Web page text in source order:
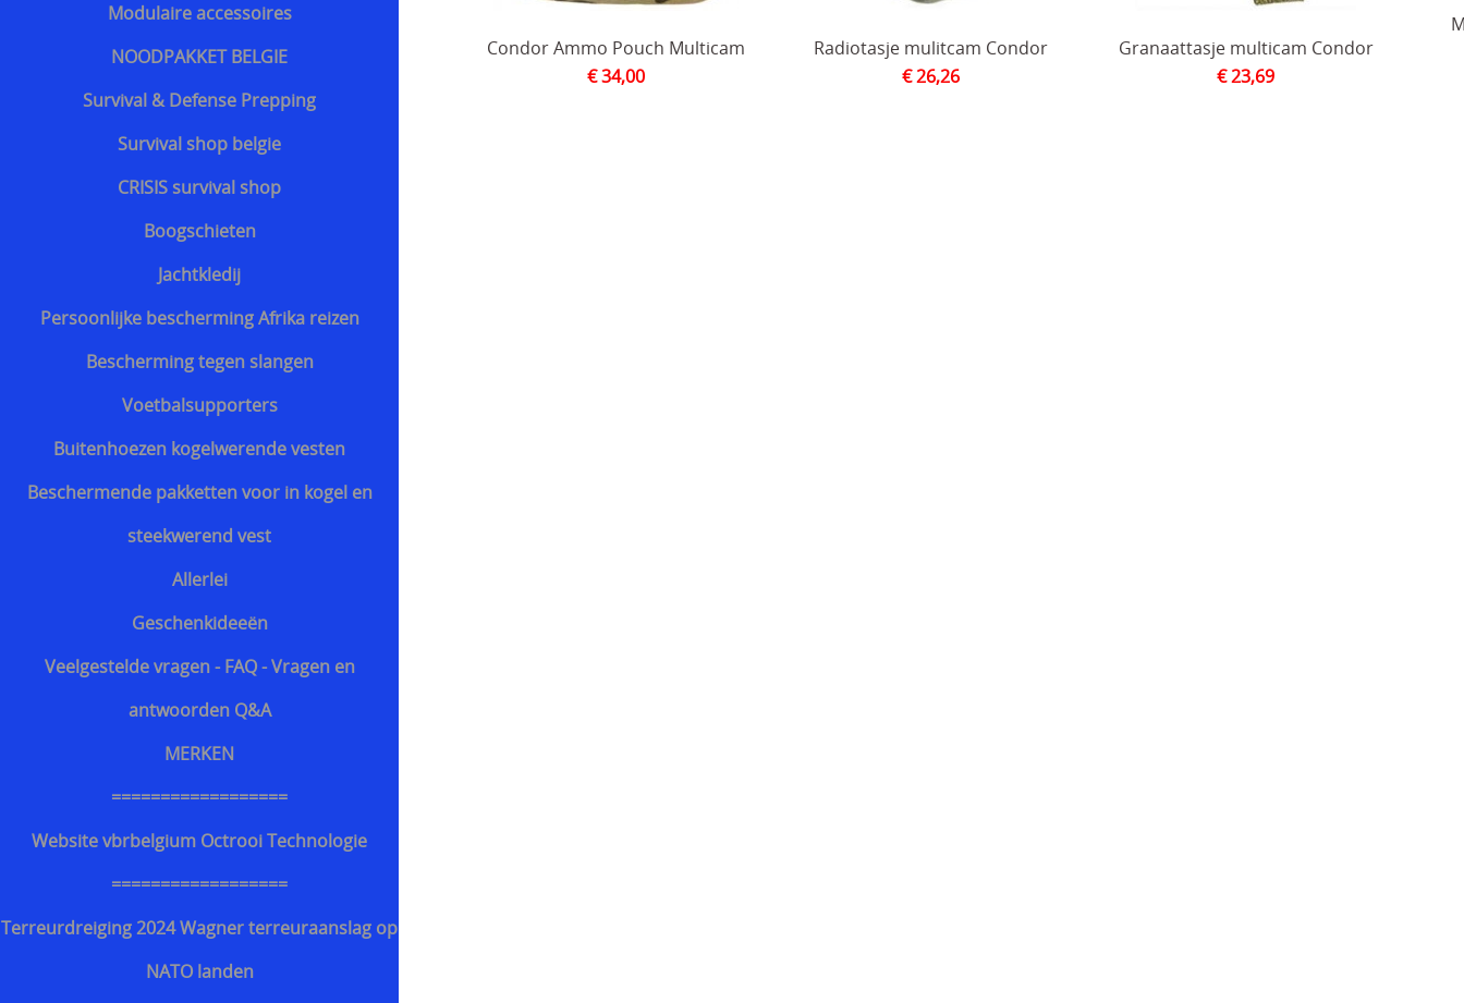
Modulaire accessoires
NOODPAKKET BELGIE
Survival & Defense Prepping
Survival shop belgie
CRISIS survival shop
Boogschieten
Jachtkledij
Persoonlijke bescherming Afrika reizen
Bescherming tegen slangen
Voetbalsupporters
Buitenhoezen kogelwerende vesten
Beschermende pakketten voor in kogel en
steekwerend vest
Allerlei
Geschenkideeën
Veelgestelde vragen - FAQ - Vragen en
antwoorden Q&A
MERKEN
==================
Website vbrbelgium Octrooi Technologie
==================
Terreurdreiging 2024 Wagner terreuraanslag op
NATO landen
Condor Ammo Pouch Multicam
€ 34,00
Radiotasje mulitcam Condor
€ 26,26
Granaattasje multicam Condor
€ 23,69